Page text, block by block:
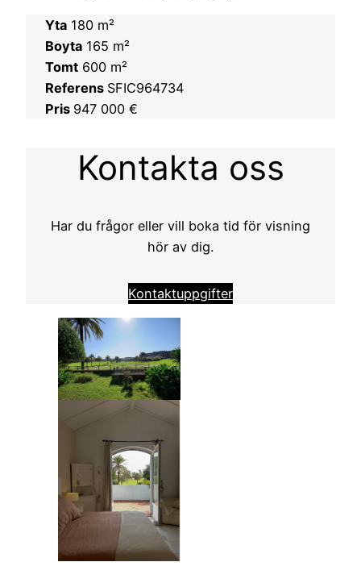
Yta 180 m²
Boyta 165 m²
Tomt 600 m²
Referens SFIC964734
Pris 947 000 €
Kontakta oss
Har du frågor eller vill boka tid för visning
hör av dig.
Kontaktuppgifter